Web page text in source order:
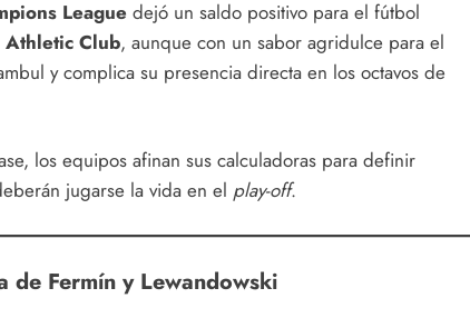
League dejó un saldo positivo para el fútbol
Athletic Club, aunque con un sabor agridulce para el
y complica su presencia directa en los octavos de
los equipos afinan sus calculadoras para definir
jugarse la vida en el play-off.
de Fermín y Lewandowski